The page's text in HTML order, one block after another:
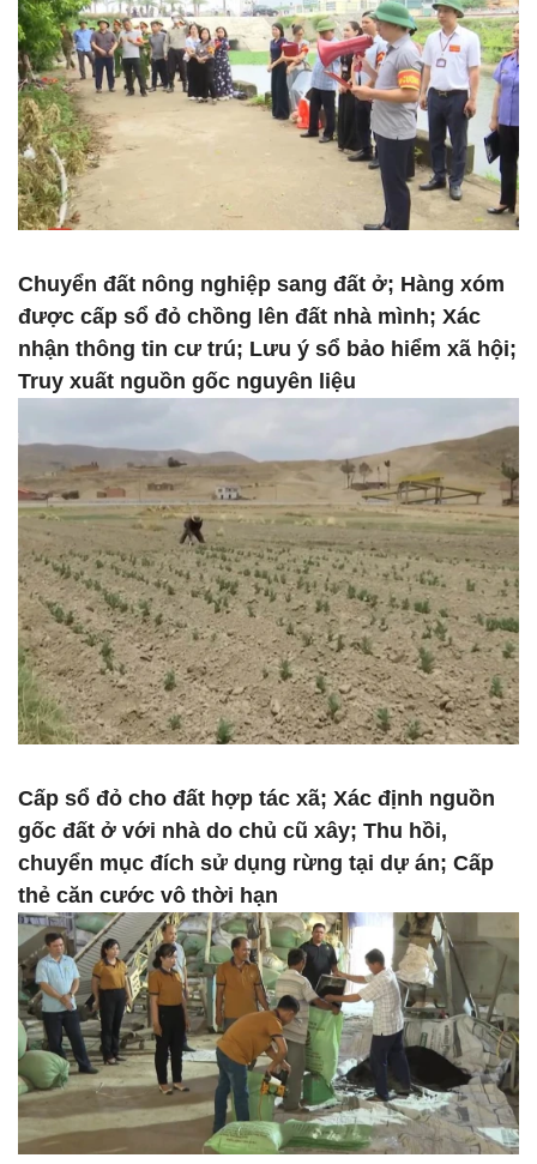
Chuyển đất nông nghiệp sang đất ở; Hàng xóm
được cấp sổ đỏ chồng lên đất nhà mình; Xác
nhận thông tin cư trú; Lưu ý sổ bảo hiểm xã hội;
Truy xuất nguồn gốc nguyên liệu
Cấp sổ đỏ cho đất hợp tác xã; Xác định nguồn
gốc đất ở với nhà do chủ cũ xây; Thu hồi,
chuyển mục đích sử dụng rừng tại dự án; Cấp
thẻ căn cước vô thời hạn